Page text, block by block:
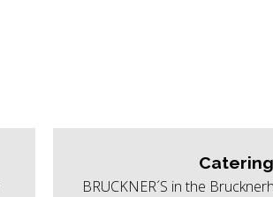
Catering
BRUCKNER´S in the